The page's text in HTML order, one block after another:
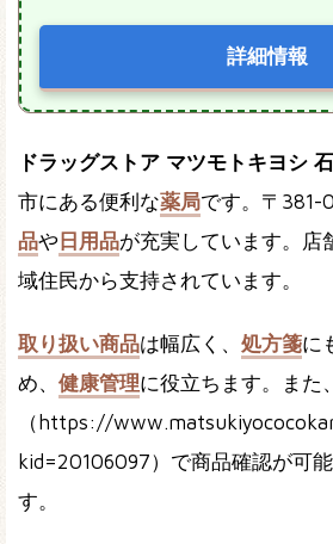
詳細情報
ドラッグストア マツモトキヨシ
市にある便利な薬局です。〒381-
品や 日用品が充実しています。店
域住民から支持されています。
取り扱い商品は幅広く、 処方箋に
め、 健康管理に役立ちます。また、
（https://
kid=20106097）で商品確認が可能
す。